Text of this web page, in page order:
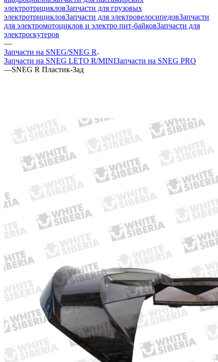
электротрицикловЗапчасти для грузовых
электротрицикловЗапчасти для электровелосипедовЗапчасти
для электромотоциклов и электро пит-байковЗапчасти для
электроскутеров
—
Запчасти на SNEG/SNEG R
Запчасти на SNEG LETO R/MINIЗапчасти на SNEG PRO
—SNEG R Пластик-Зад